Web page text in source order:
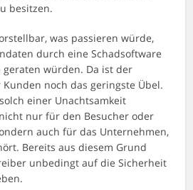
besitzen.
was passieren würde,
durch eine Schadsoftware
würden. Da ist der
noch das geringste Übel.
einer Unachtsamkeit
nur für den Besucher oder
auch für das Unternehmen,
Bereits aus diesem Grund
unbedingt auf die Sicherheit